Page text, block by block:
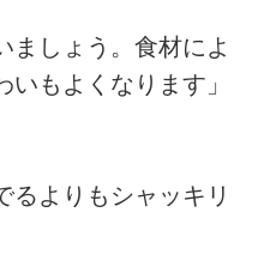
ましょう。食材によ
もよくなります」
るよりもシャッキリ